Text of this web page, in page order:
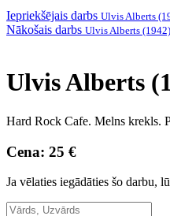
Iepriekšējais darbs Ulvis Alberts
Nākošais darbs Ulvis Alberts (1942)
Ulvis Alberts
Hard Rock Cafe. Melns krekls.
Cena: 25 €
Ja vēlaties iegādāties šo darbu,